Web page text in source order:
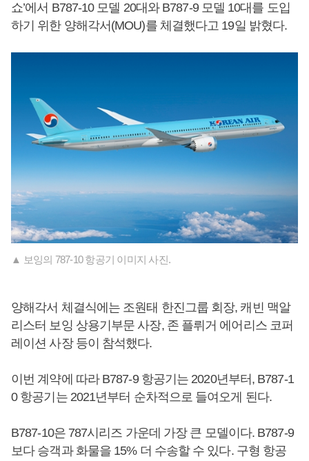
쇼’에서 B787-10 모델 20대와 B787-9 모델 10대를 도입
하기 위한 양해각서(MOU)를 체결했다고 19일 밝혔다.
▲ 보잉의 787-10 항공기 이미지 사진.
양해각서 체결식에는 조원태 한진그룹 회장, 캐빈 맥알
리스터 보잉 상용기부문 사장, 존 플뤼거 에어리스 코퍼
레이션 사장 등이 참석했다.
이번 계약에 따라 B787-9 항공기는 2020년부터, B787-1
0 항공기는 2021년부터 순차적으로 들여오게 된다.
B787-10은 787시리즈 가운데 가장 큰 모델이다. B787-9
보다 승객과 화물을 15% 더 수송할 수 있다. 구형 항공